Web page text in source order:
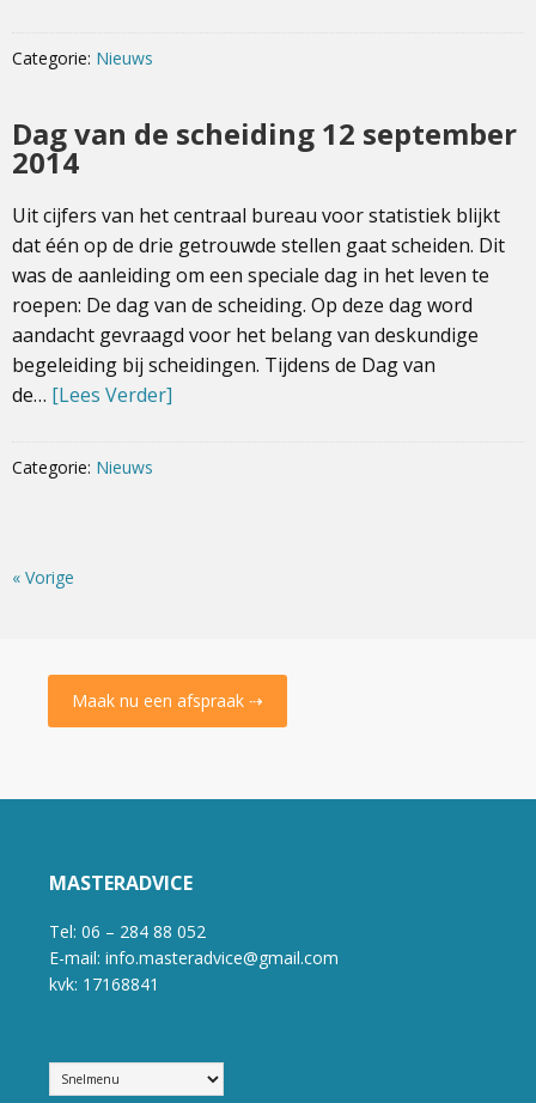
Categorie: Nieuws
Dag van de scheiding 12 september
2014
Uit cijfers van het centraal bureau voor statistiek blijkt
dat één op de drie getrouwde stellen gaat scheiden. Dit
was de aanleiding om een speciale dag in het leven te
roepen: De dag van de scheiding. Op deze dag word
aandacht gevraagd voor het belang van deskundige
begeleiding bij scheidingen. Tijdens de Dag van
de… [Lees Verder]
Categorie: Nieuws
« Vorige
Maak nu een afspraak ⇢
MASTERADVICE
Tel: 06 – 284 88 052
E-mail: info.masteradvice@gmail.com
kvk: 17168841